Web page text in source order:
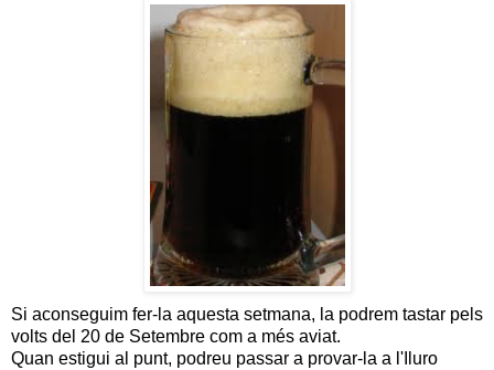
Si aconseguim fer-la aquesta setmana, la podrem tastar pels
volts del 20 de Setembre com a més aviat.
Quan estigui al punt, podreu passar a provar-la a l'Iluro